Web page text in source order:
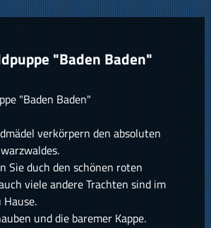
"Baden Baden"
"Baden Baden"
verkörpern den absoluten
Sie duch den schönen roten
viele andere Trachten sind im
und die baremer Kappe.